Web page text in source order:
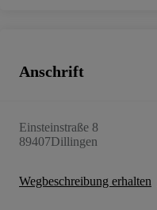
Anschrift
Einsteinstraße 8
89407Dillingen
Wegbeschreibung erhalten